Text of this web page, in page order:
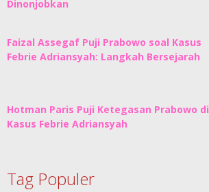
Dinonjobkan
Faizal Assegaf Puji Prabowo soal Kasus
Febrie Adriansyah: Langkah Bersejarah
Hotman Paris Puji Ketegasan Prabowo di
Kasus Febrie Adriansyah
Tag Populer